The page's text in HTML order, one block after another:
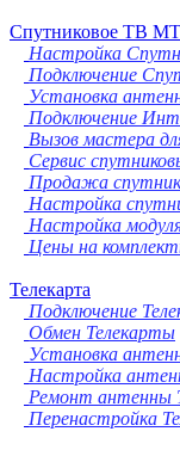
Спутниковое ТВ
Настройка
Подключение
Установка
Подключение
Вызов мастера
Сервис
Продажа
Настройка
Настройка
Цены на
Телекарта
Подключение
Обмен Телекарты
Установка
Настройка
Ремонт антенны
Перенастройка